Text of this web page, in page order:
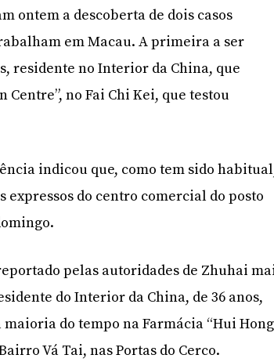
ontem a descoberta de dois casos
em Macau. A primeira a ser
residente no Interior da China, que
no Fai Chi Kei, que testou
indicou que, como tem sido
expressos do centro comercial do posto
pelas autoridades de Zhuhai
do Interior da China, de 36 anos,
do tempo na Farmácia “Hui
Vá Tai, nas Portas do Cerco.